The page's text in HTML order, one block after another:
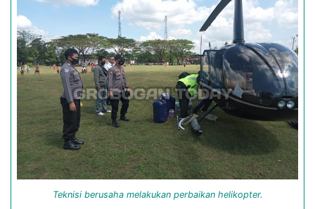
Teknisi berusaha melakukan perbaikan helikopter.